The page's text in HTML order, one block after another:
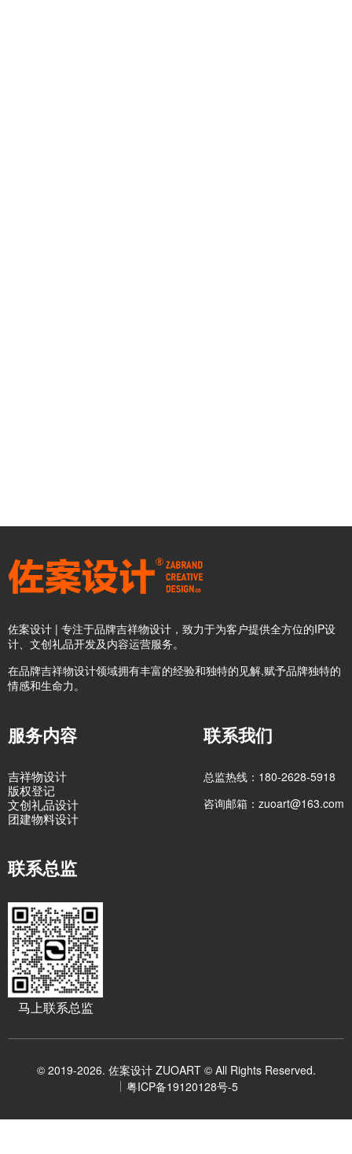
佐案设计 | 专注于品牌吉祥物设计，致力于为客户提供全方位的IP设
计、文创礼品开发及内容运营服务。
在品牌吉祥物设计领域拥有丰富的经验和独特的见解,赋予品牌独特的
情感和生命力。
服务内容
吉祥物设计
版权登记
文创礼品设计
团建物料设计
联系我们
总监热线：180-2628-5918
咨询邮箱：zuoart@163.com
联系总监
马上联系总监
© 2019-2026. 佐案设计 ZUOART © All Rights Reserved.
粤ICP备19120128号-5